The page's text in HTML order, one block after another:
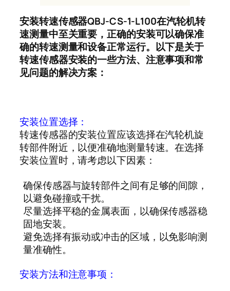
安装转速传感器QBJ-CS-1-L100在汽轮机转
速测量中至关重要，正确的安装可以确保准
确的转速测量和设备正常运行。以下是关于
转速传感器安装的一些方法、注意事项和常
见问题的解决方案：
安装位置选择：
转速传感器的安装位置应该选择在汽轮机旋
转部件附近，以便准确地测量转速。在选择
安装位置时，请考虑以下因素：
确保传感器与旋转部件之间有足够的间隙，
以避免碰撞或干扰。
尽量选择平稳的金属表面，以确保传感器稳
固地安装。
避免选择有振动或冲击的区域，以免影响测
量准确性。
安装方法和注意事项：